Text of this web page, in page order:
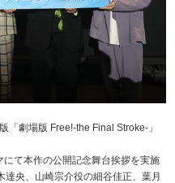
「劇場版 Free!-the Final Stroke-」
て本作の公開記念舞台挨拶を実施
達央、山崎宗介役の細谷佳正、葉月